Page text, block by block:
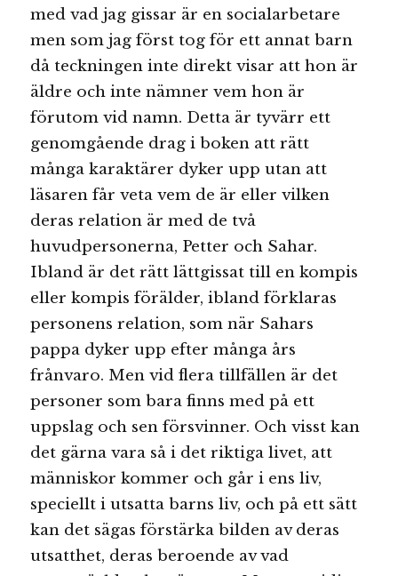
med vad jag gissar är en socialarbetare
men som jag först tog för ett annat barn
då teckningen inte direkt visar att hon är
äldre och inte nämner vem hon är
förutom vid namn. Detta är tyvärr ett
genomgående drag i boken att rätt
många karaktärer dyker upp utan att
läsaren får veta vem de är eller vilken
deras relation är med de två
huvudpersonerna, Petter och Sahar.
Ibland är det rätt lättgissat till en kompis
eller kompis förälder, ibland förklaras
personens relation, som när Sahars
pappa dyker upp efter många års
frånvaro. Men vid flera tillfällen är det
personer som bara finns med på ett
uppslag och sen försvinner. Och visst kan
det gärna vara så i det riktiga livet, att
människor kommer och går i ens liv,
speciellt i utsatta barns liv, och på ett sätt
kan det sägas förstärka bilden av deras
utsatthet, deras beroende av vad